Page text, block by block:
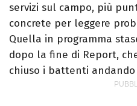
servizi sul campo, più
concrete per leggere
Quella in programma
dopo la fine di Report,
chiuso i battenti andando